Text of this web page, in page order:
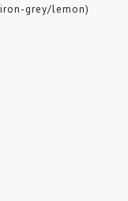
grey/lemon)